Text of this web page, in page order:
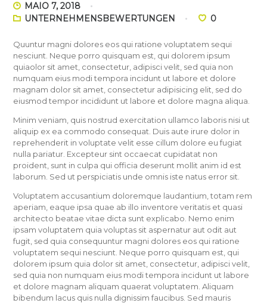
MAIO 7, 2018
UNTERNEHMENSBEWERTUNGEN
0
Quuntur magni dolores eos qui ratione voluptatem sequi
nesciunt. Neque porro quisquam est, qui dolorem ipsum
quiaolor sit amet, consectetur, adipisci velit, sed quia non
numquam eius modi tempora incidunt ut labore et dolore
magnam dolor sit amet, consectetur adipisicing elit, sed do
eiusmod tempor incididunt ut labore et dolore magna aliqua.
Minim veniam, quis nostrud exercitation ullamco laboris nisi ut
aliquip ex ea commodo consequat. Duis aute irure dolor in
reprehenderit in voluptate velit esse cillum dolore eu fugiat
nulla pariatur. Excepteur sint occaecat cupidatat non
proident, sunt in culpa qui officia deserunt mollit anim id est
laborum. Sed ut perspiciatis unde omnis iste natus error sit.
Voluptatem accusantium doloremque laudantium, totam rem
aperiam, eaque ipsa quae ab illo inventore veritatis et quasi
architecto beatae vitae dicta sunt explicabo. Nemo enim
ipsam voluptatem quia voluptas sit aspernatur aut odit aut
fugit, sed quia consequuntur magni dolores eos qui ratione
voluptatem sequi nesciunt. Neque porro quisquam est, qui
dolorem ipsum quia dolor sit amet, consectetur, adipisci velit,
sed quia non numquam eius modi tempora incidunt ut labore
et dolore magnam aliquam quaerat voluptatem. Aliquam
bibendum lacus quis nulla dignissim faucibus. Sed mauris